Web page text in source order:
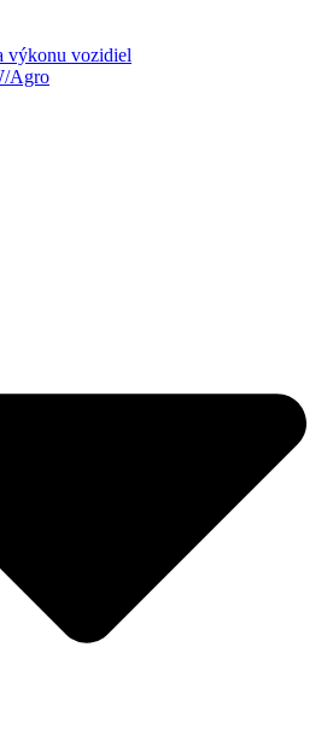
výkonu vozidiel
Agro